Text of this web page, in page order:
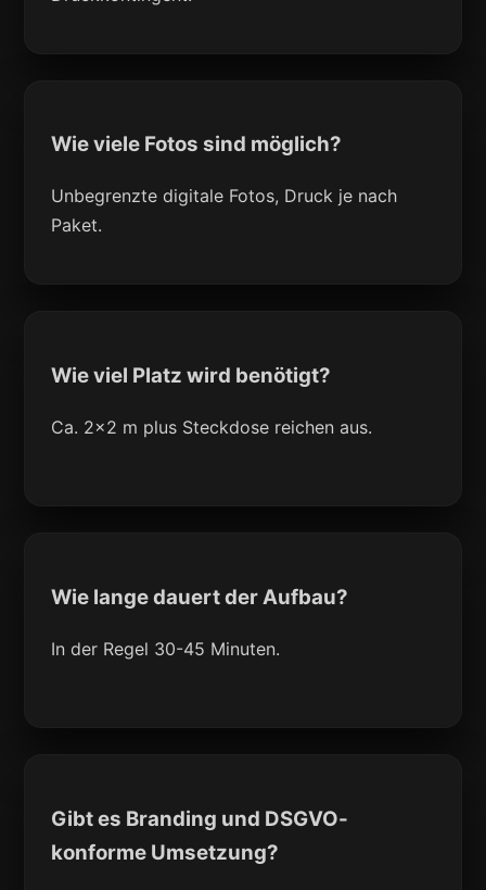
Wie viele Fotos sind möglich?
Unbegrenzte digitale Fotos, Druck je nach
Paket.
Wie viel Platz wird benötigt?
Ca. 2x2 m plus Steckdose reichen aus.
Wie lange dauert der Aufbau?
In der Regel 30-45 Minuten.
Gibt es Branding und DSGVO-
konforme Umsetzung?